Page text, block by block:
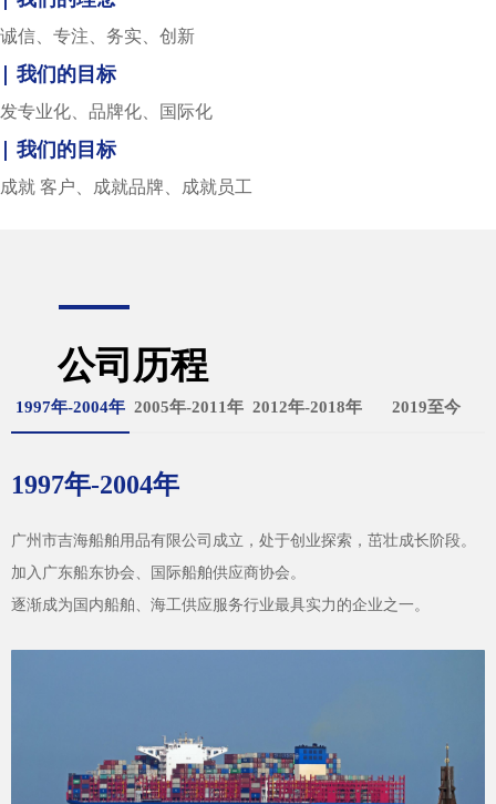
诚信、专注、务实、创新
| 我们的目标
发专业化、品牌化、国际化
| 我们的目标
成就客户、成就品牌、成就员工
公司历程
1997年-2004年 2005年-2011年 2012年-2018年 2019至今
1997年-2004年
广州市吉海船舶用品有限公司成立，处于创业探索，茁壮成长阶段。
加入广东船东协会、国际船舶供应商协会。
逐渐成为国内船舶、海工供应服务行业最具实力的企业之一。